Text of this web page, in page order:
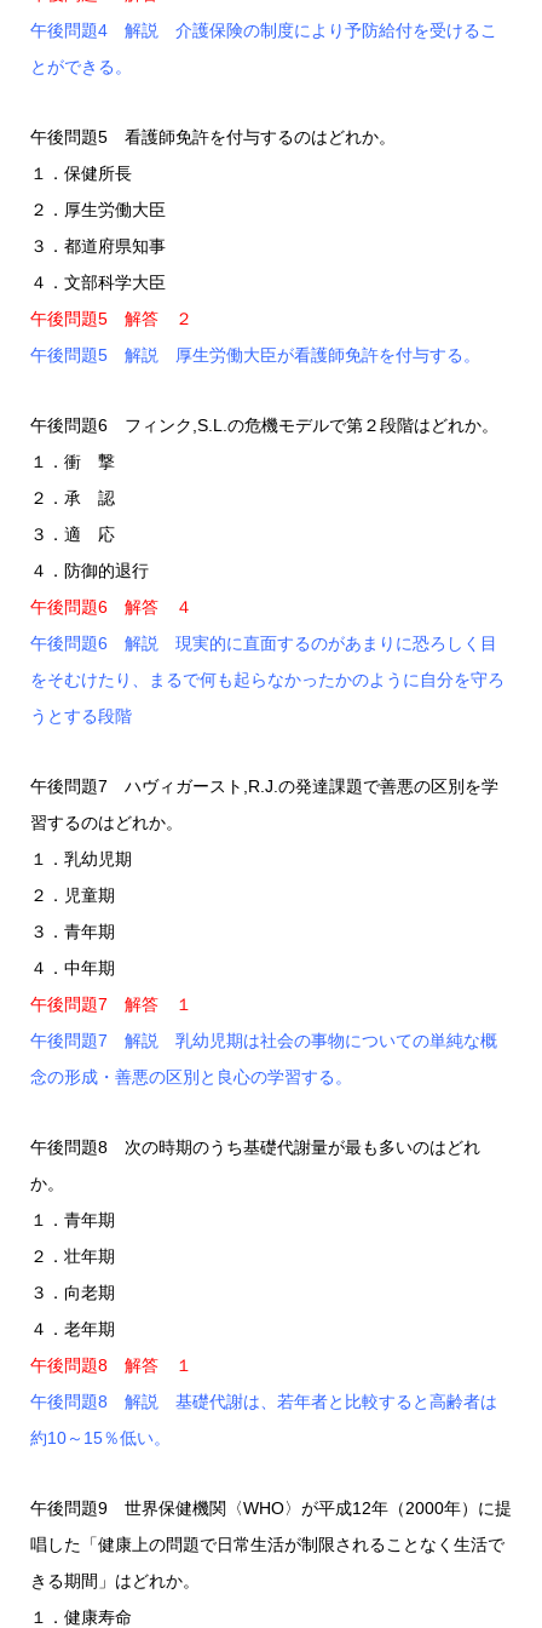
午後問題4 解説 介護保険の制度により予防給付を受けるこ
とができる。
午後問題5 看護師免許を付与するのはどれか。
１．保健所長
２．厚生労働大臣
３．都道府県知事
４．文部科学大臣
午後問題5 解答 ２
午後問題5 解説 厚生労働大臣が看護師免許を付与する。
午後問題6 フィンク,S.L.の危機モデルで第２段階はどれか。
１．衝 撃
２．承 認
３．適 応
４．防御的退行
午後問題6 解答 ４
午後問題6 解説 現実的に直面するのがあまりに恐ろしく目
をそむけたり、まるで何も起らなかったかのように自分を守ろ
うとする段階
午後問題7 ハヴィガースト,R.J.の発達課題で善悪の区別を学
習するのはどれか。
１．乳幼児期
２．児童期
３．青年期
４．中年期
午後問題7 解答 １
午後問題7 解説 乳幼児期は社会の事物についての単純な概
念の形成・善悪の区別と良心の学習する。
午後問題8 次の時期のうち基礎代謝量が最も多いのはどれ
か。
１．青年期
２．壮年期
３．向老期
４．老年期
午後問題8 解答 １
午後問題8 解説 基礎代謝は、若年者と比較すると高齢者は
約10～15％低い。
午後問題9 世界保健機関〈WHO〉が平成12年（2000年）に提
唱した「健康上の問題で日常生活が制限されることなく生活で
きる期間」はどれか。
１．健康寿命